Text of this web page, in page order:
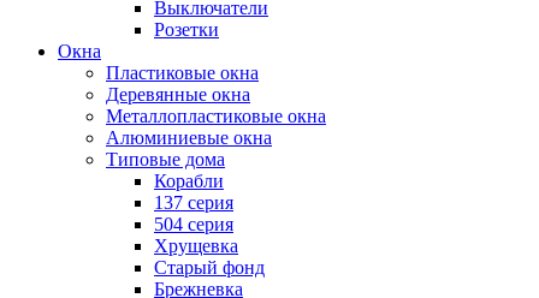
Выключатели
Розетки
Окна
Пластиковые окна
Деревянные окна
Металлопластиковые окна
Алюминиевые окна
Типовые дома
Корабли
137 серия
504 серия
Хрущевка
Старый фонд
Брежневка